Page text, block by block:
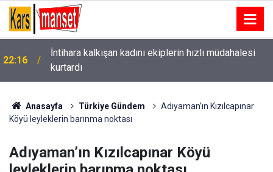
22:16
İntihara kalkışan kadını ekiplerin hızlı müdahalesi
kurtardı
22:15
Jandarmadan kaçakçılara darbe: Çok miktarda kaçak
tütün ve sigara ele geçirildi
Anasayfa Türkiye Gündem
Adıyaman’ın Kızılcapınar
Köyü leyleklerin barınma noktası
Adıyaman’ın Kızılcapınar Köyü